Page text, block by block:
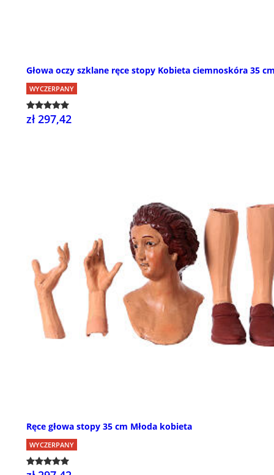
Głowa oczy szklane ręce stopy Kobieta ciemnoskóra 35
WYCZERPANY
zł 297,42
Ręce głowa stopy 35 cm Młoda kobieta
WYCZERPANY